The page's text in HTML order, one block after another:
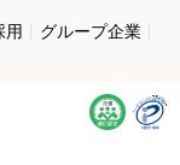
用
グループ企業